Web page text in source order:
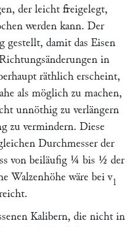
der leicht freigelegt,
werden kann. Der
gestellt, damit das Eisen
in
räthlich erscheint,
als möglich zu machen,
unnöthig zu verlängern
zu vermindern. Diese
Durchmesser der
von beiläufig ¼ bis ½ der
Walzenhöhe wäre bei v1
Kalibern, die nicht in